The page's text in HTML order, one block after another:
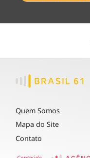
Quem Somos
Mapa do Site
Contato